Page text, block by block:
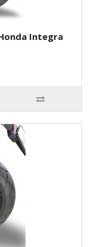
Integra